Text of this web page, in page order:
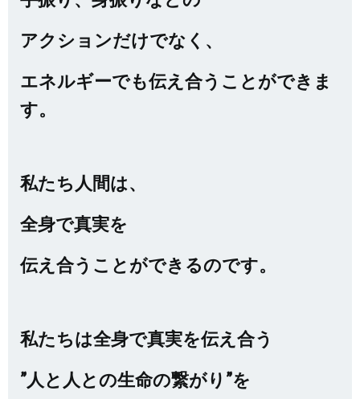
アクションだけでなく、
エネルギーでも伝え合うことができま
す。
私たち人間は、
全身で真実を
伝え合うことができるのです。
私たちは全身で真実を伝え合う
”人と人との生命の繋がり”を